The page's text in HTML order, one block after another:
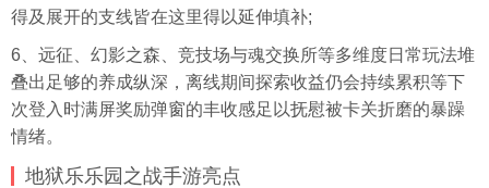
得及展开的支线皆在这里得以延伸填补;
6、远征、幻影之森、竞技场与魂交换所等多维度日常玩法堆
叠出足够的养成纵深，离线期间探索收益仍会持续累积等下
次登入时满屏奖励弹窗的丰收感足以抚慰被卡关折磨的暴躁
情绪。
地狱乐乐园之战手游亮点